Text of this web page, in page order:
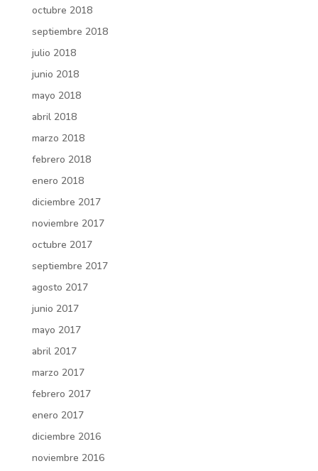
octubre 2018
septiembre 2018
julio 2018
junio 2018
mayo 2018
abril 2018
marzo 2018
febrero 2018
enero 2018
diciembre 2017
noviembre 2017
octubre 2017
septiembre 2017
agosto 2017
junio 2017
mayo 2017
abril 2017
marzo 2017
febrero 2017
enero 2017
diciembre 2016
noviembre 2016